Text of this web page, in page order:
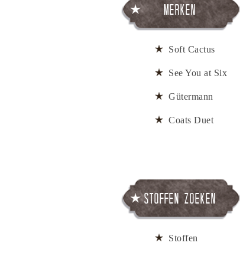
Merken
Soft Cactus
See You at Six
Gütermann
Coats Duet
Stoffen zoeken
Stoffen